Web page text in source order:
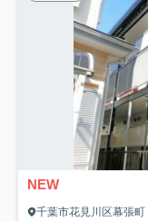
NEW
千葉市花見川区幕張町